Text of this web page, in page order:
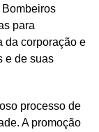
para
da corporação e
e de suas
processo de
A promoção